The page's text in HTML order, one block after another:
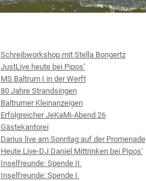
Schreibworkshop mit Stella Bongertz
JustLive heute bei Pipos‘
MS Baltrum I in der Werft
80 Jahre Strandsingen
Baltrumer Kleinanzeigen
Erfolgreicher JeKaMi-Abend 26
Gästekantorei
Darius live am Sonntag auf der Promenade
Heute Live-DJ Daniel Mittrinken bei Pipos‘
Inselfreunde: Spende II.
Inselfreunde: Spende I.